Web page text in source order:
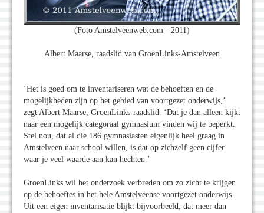
(Foto Amstelveenweb.com - 2011)
Albert Maarse, raadslid van GroenLinks-Amstelveen
‘Het is goed om te inventariseren wat de behoeften en de
mogelijkheden zijn op het gebied van voortgezet onderwijs,’
zegt Albert Maarse, GroenLinks-raadslid. ‘Dat je dan alleen kijkt
naar een mogelijk categoraal gymnasium vinden wij te beperkt.
Stel nou, dat al die 186 gymnasiasten eigenlijk heel graag in
Amstelveen naar school willen, is dat op zichzelf geen cijfer
waar je veel waarde aan kan hechten.’
GroenLinks wil het onderzoek verbreden om zo zicht te krijgen
op de behoeftes in het hele Amstelveense voortgezet onderwijs.
Uit een eigen inventarisatie blijkt bijvoorbeeld, dat meer dan